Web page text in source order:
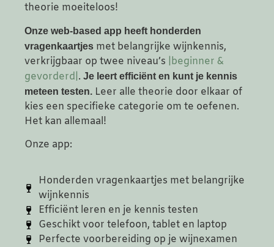
theorie moeiteloos!
Onze web-based app heeft honderden
vragenkaartjes met belangrijke wijnkennis,
verkrijgbaar op twee niveau’s |beginner &
gevorderd| . Je leert efficiënt en kunt je kennis
meteen testen. Leer alle theorie door elkaar of
kies een specifieke categorie om te oefenen.
Het kan allemaal!
Onze app:
Honderden vragenkaartjes met belangrijke
wijnkennis
Efficiënt leren en je kennis testen
Geschikt voor telefoon, tablet en laptop
Perfecte voorbereiding op je wijnexamen